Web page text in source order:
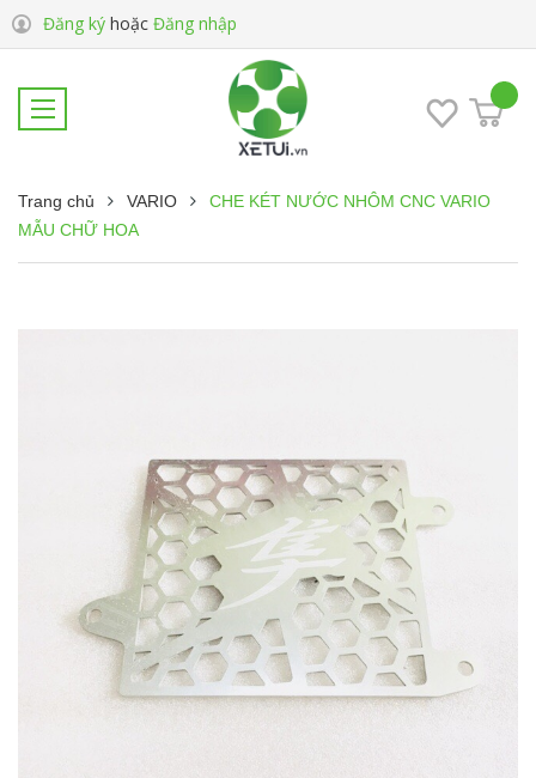
Đăng ký hoặc Đăng nhập
Trang chủ VARIO
CHE KÉT NƯỚC NHÔM CNC VARIO
MẪU CHỮ HOA